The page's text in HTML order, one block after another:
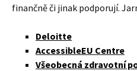
finančně či jinak podporují.
Deloitte
AccessibleEU Centre
Všeobecná zdravotní